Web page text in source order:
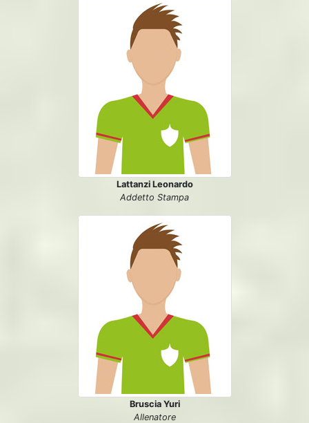
Lattanzi Leonardo
Addetto Stampa
Bruscia Yuri
Allenatore